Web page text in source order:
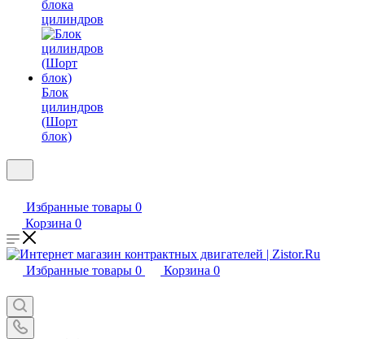
блока
цилиндров
Блок
цилиндров
(Шорт
блок)
Избранные товары 0
Корзина 0
Избранные товары 0 Корзина 0